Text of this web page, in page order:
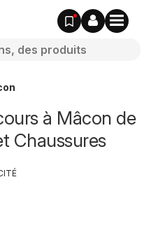
à Mâcon de
Chaussures